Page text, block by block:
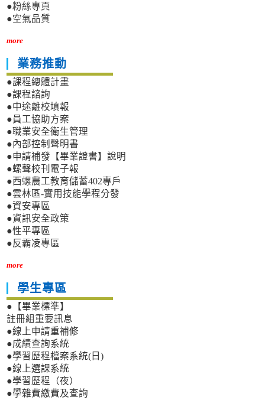
●粉絲專頁
●空氣品質
more
業務推動
●課程總體計畫
●課程諮詢
●中途離校填報
●員工協助方案
●職業安全衛生管理
●內部控制聲明書
●申請補發【畢業證書】說明
●螺聲校刊電子報
●西螺農工教育儲蓄402專戶
●雲林區-實用技能學程分發
●資安專區
●資訊安全政策
●性平專區
●反霸凌專區
more
學生專區
●【畢業標準】
註冊組重要訊息
●線上申請重補修
●成績查詢系統
●學習歷程檔案系統(日)
●線上選課系統
●學習歷程（夜）
●學雜費繳費及查詢